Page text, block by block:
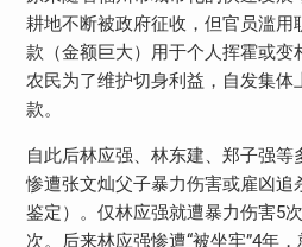
耕地不断被政府征收，但官员滥用
款（金额巨大）用于个人挥霍或变
农民为了维护切身利益，自发集体
款。
自此后林应强、林东建、郑子强等
惨遭张文灿父子暴力伤害或雇凶追
鉴定）。仅林应强就遭暴力伤害5
次。后来林应强惨遭“被坐牢”4年